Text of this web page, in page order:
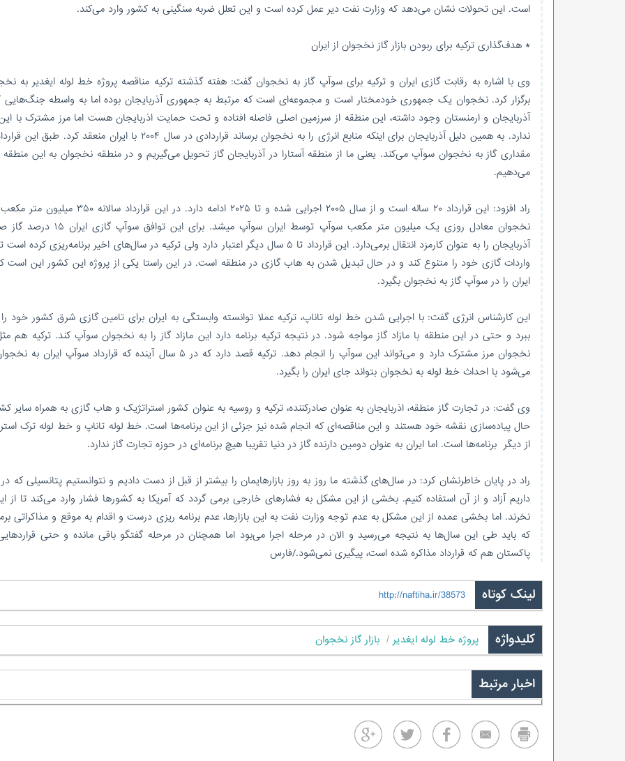
است. این تحولات نشان می‌دهد که وزارت نفت دیر عمل کرده است و این تعلل ضربه سنگینی به کشور وارد می‌کند.
* هدف‌گذاری ترکیه برای ربودن بازار گاز نخجوان از ایران
وی با اشاره به رقابت گازی ایران و ترکیه برای سوآپ گاز به نخجوان گفت: هفته گذشته ترکیه مناقصه پروژه خط لوله ایغدیر به
برگزار کرد. نخجوان یک جمهوری خودمختار است و مجموعه‌ای است که مرتبط به جمهوری آذربایجان بوده اما به واسطه جنگ‌هایی
آذربایجان و ارمنستان وجود داشته، این منطقه از سرزمین اصلی فاصله افتاده و تحت حمایت اذربایجان هست اما مرز مشترک با
ندارد. به همین دلیل آذربایجان برای اینکه منابع انرژی را به نخجوان برساند قراردادی در سال ۲۰۰۴ با ایران منعقد
مقداری گاز به نخجوان سوآپ می‌کند. یعنی ما از منطقه آستارا در آذربایجان گاز تحویل می‌گیریم و در منطقه نخجوان به این
می‌دهیم.
راد افزود: این قرارداد ۲۰ ساله است و از سال ۲۰۰۵ اجرایی شده و تا ۲۰۲۵ ادامه دارد. در این
نخجوان معادل روزی یک میلیون متر مکعب سوآپ توسط ایران سوآپ میشد. برای
آذربایجان را به عنوان کارمزد انتقال برمی‌دارد. این قرارداد تا ۵ سال دیگر اعتبار دارد ولی ترکیه در سال‌های اخیر برنامه‌ریزی
واردات گازی خود را متنوع کند و در حال تبدیل شدن به هاب گازی در منطقه است. در این راستا یکی از پروژه این کشور این است
ایران را در سوآپ گاز به نخجوان بگیرد.
این کارشناس انرژی گفت: با اجرایی شدن خط لوله تاناپ، ترکیه عملا توانسته وابستگی به ایران برای تامین گازی شرق کشور خود را
ببرد و حتی در این منطقه با مازاد گاز مواجه شود. در نتیجه ترکیه برنامه دارد این مازاد گاز را به نخجوان سوآپ کند. ترکیه هم
نخجوان مرز مشترک دارد و می‌تواند این سوآپ را انجام دهد. ترکیه قصد دارد که در ۵ سال آینده که قرارداد سوآپ
می‌شود با احداث خط لوله به نخجوان بتواند جای ایران را بگیرد.
وی گفت: در تجارت گاز منطقه، اذربایجان به عنوان صادرکننده، ترکیه و روسیه به عنوان کشور استراتژیک و هاب گازی به همراه سایر
حال پیاده‌سازی نقشه خود هستند و این مناقصه‌ای که انجام شده نیز جزئی از این برنامه‌ها است. خط لوله تاناپ و خط لوله ترک
از دیگر برنامه‌ها است. اما ایران به عنوان دومین دارنده گاز در دنیا تقریبا هیچ برنامه‌ای در حوزه تجارت گاز ندارد.
راد در پایان خاطرنشان کرد: در سال‌های گذشته ما روز به روز بازارهایمان را بیشتر از قبل از دست دادیم و نتوانستیم پتانسیلی که در
داریم آزاد و از آن استفاده کنیم. بخشی از این مشکل به فشارهای خارجی برمی گردد که آمریکا به کشورها فشار وارد می‌کند تا از
نخرند. اما بخشی عمده از این مشکل به عدم توجه وزارت نفت به این بازارها، عدم برنامه ریزی درست و اقدام به موقع و مذاکراتی
که باید طی این سال‌ها به نتیجه می‌رسید و الان در مرحله اجرا می‌بود اما همچنان در مرحله گفتگو باقی مانده و حتی
پاکستان هم که قرارداد مذاکره شده است، پیگیری نمی‌شود./فارس
لینک کوتاه http://naftiha.ir/38573
کلیدواژه پروژه خط لوله ایغدیر بازار گاز نخجوان
اخبار مرتبط